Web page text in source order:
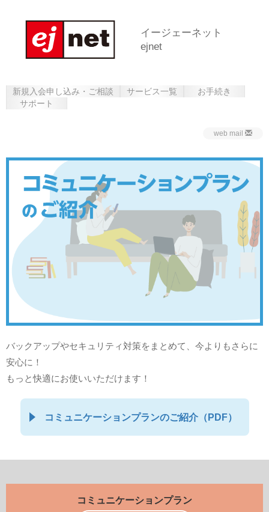
イージェーネット
ejnet
新規入会申し込み・ご相談 サービス一覧
お手続き
サポート
web mail
バックアップやセキュリティ対策をまとめて、今よりもさらに
安心に！
もっと快適にお使いいただけます！
コミュニケーションプランのご紹介（PDF）
コミュニケーションプラン